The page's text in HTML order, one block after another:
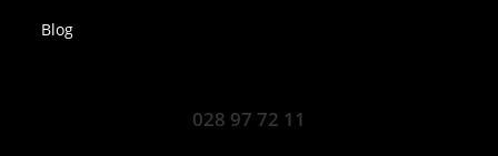
Blog
028 97 72 11